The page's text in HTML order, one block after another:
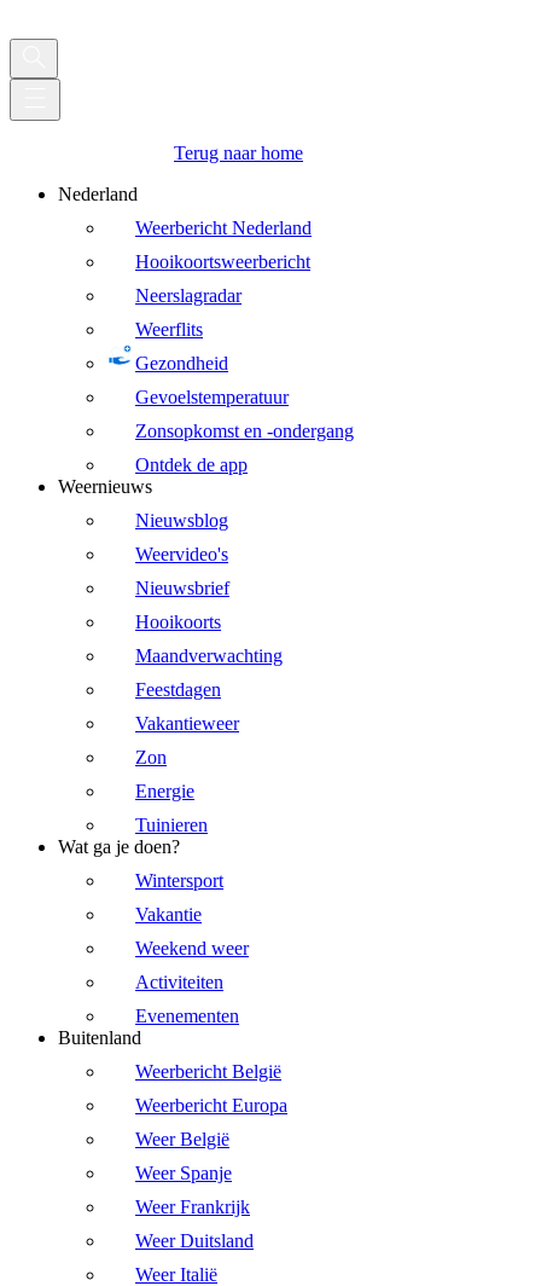
Terug naar home
Nederland
Weerbericht Nederland
Hooikoortsweerbericht
Neerslagradar
Weerflits
Gezondheid
Gevoelstemperatuur
Zonsopkomst en -ondergang
Ontdek de app
Weernieuws
Nieuwsblog
Weervideo's
Nieuwsbrief
Hooikoorts
Maandverwachting
Feestdagen
Vakantieweer
Zon
Energie
Tuinieren
Wat ga je doen?
Wintersport
Vakantie
Weekend weer
Activiteiten
Evenementen
Buitenland
Weerbericht België
Weerbericht Europa
Weer België
Weer Spanje
Weer Frankrijk
Weer Duitsland
Weer Italië